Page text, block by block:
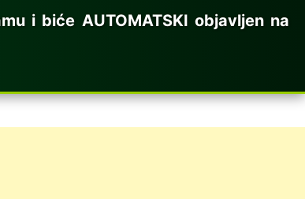
i biće AUTOMATSKI objavljen na